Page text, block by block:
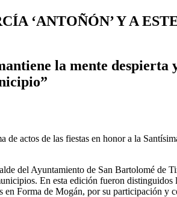
‘ANTOÑÓN’ Y A
la mente despierta
actos de las fiestas en honor a la
del Ayuntamiento de San Bartolomé de
En esta edición fueron distinguidos
Forma de Mogán, por su participación y